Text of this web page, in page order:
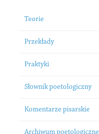
Teorie
Przekłady
Praktyki
Słownik poetologiczny
Komentarze pisarskie
Archiwum poetologiczne